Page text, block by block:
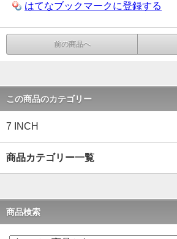
はてなブックマークに登録する
前の商品へ
この商品のカテゴリー
7 INCH
商品カテゴリー一覧
商品検索